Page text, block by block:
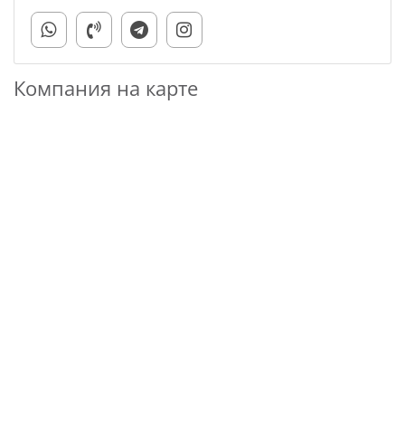
Компания на карте